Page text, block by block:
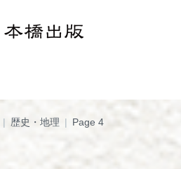
| 歴史・地理 | Page 4